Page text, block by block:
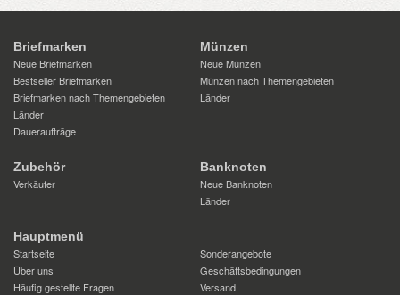
Briefmarken
Neue Briefmarken
Bestseller Briefmarken
Briefmarken nach Themengebieten
Länder
Daueraufträge
Münzen
Neue Münzen
Münzen nach Themengebieten
Länder
Zubehör
Verkäufer
Banknoten
Neue Banknoten
Länder
Hauptmenü
Startseite
Sonderangebote
Über uns
Geschäftsbedingungen
Häufig gestellte Fragen
Versand